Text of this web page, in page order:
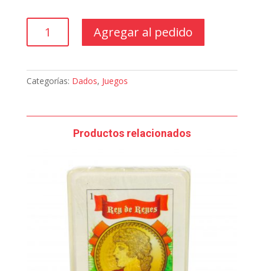
cantidad
Agregar al pedido
Categorías: Dados, Juegos
Productos relacionados